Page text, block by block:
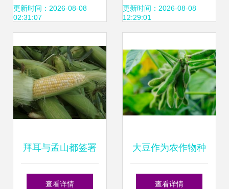
选购指南
更新时间：2026-08-08
02:31:07
更新时间：2026-08-08
12:29:01
拜耳与孟山都签署
玉米种子处理剂协
查看详情
大豆作为农作物种
子的五大特征分析
查看详情